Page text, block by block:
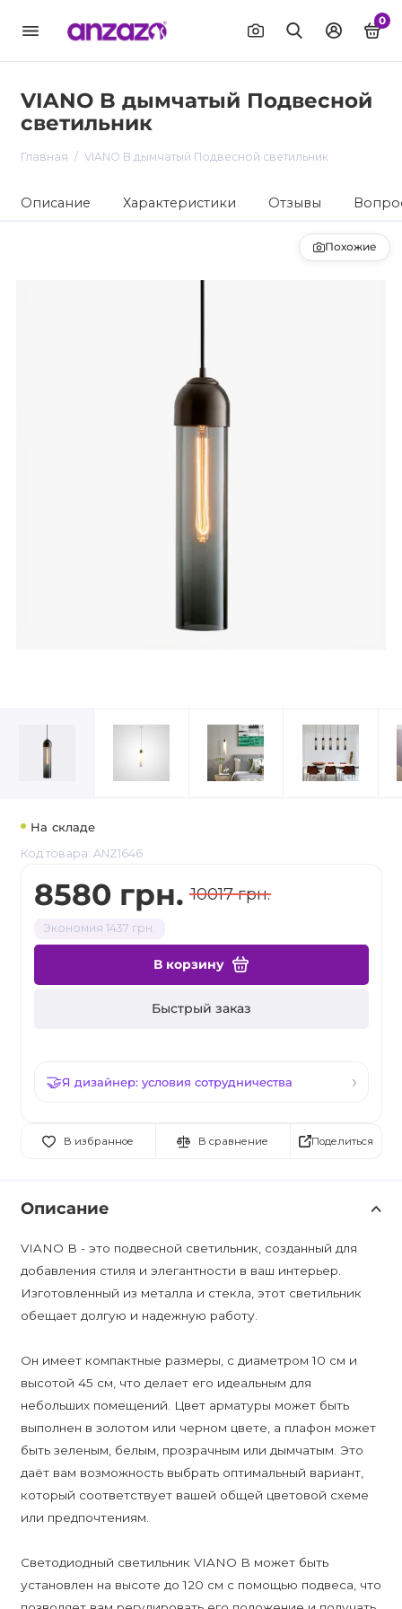
0
VIANO B дымчатый Подвесной
светильник
Главная VIANO B дымчатый Подвесной светильник
Описание Характеристики Отзывы
Похожие
На складе
Код товара: ANZ1646
8580 грн. 10017 грн.
Экономия 1437 грн.
В корзину
Быстрый заказ
Я дизайнер: условия сотрудничества
В избранное В сравнение Поделиться
Описание
VIANO B - это подвесной светильник, созданный для
добавления стиля и элегантности в ваш интерьер.
Изготовленный из металла и стекла, этот светильник
обещает долгую и надежную работу.
Он имеет компактные размеры, с диаметром 10 см и
высотой 45 см, что делает его идеальным для
небольших помещений. Цвет арматуры может быть
выполнен в золотом или черном цвете, а плафон может
быть зеленым, белым, прозрачным или дымчатым. Это
даёт вам возможность выбрать оптимальный вариант,
который соответствует вашей общей цветовой схеме
или предпочтениям.
Светодиодный светильник VIANO B может быть
установлен на высоте до 120 см с помощью подвеса, что